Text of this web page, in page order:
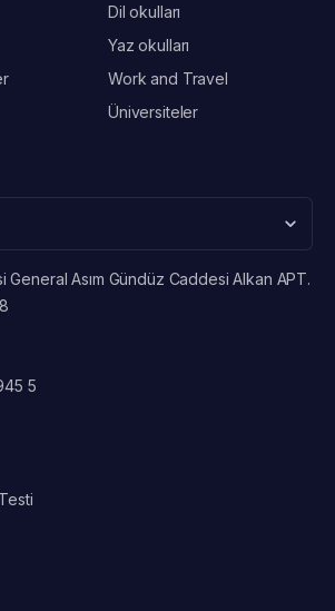
Dil okulları
Yaz okulları
Work and Travel
Üniversiteler
General Asım Gündüz Caddesi Alkan APT.
5